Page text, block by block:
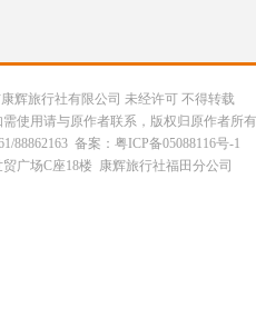
辉旅行社有限公司 未经许可 不得转载
使用请与原作者联系，版权归原作者所
88862163 备案：粤ICP备05088116号-1
广场C座18楼 康辉旅行社福田分公司